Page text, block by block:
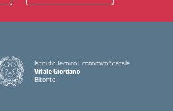
Istituto Tecnico Economico Statale
Vitale Giordano
Bitonto